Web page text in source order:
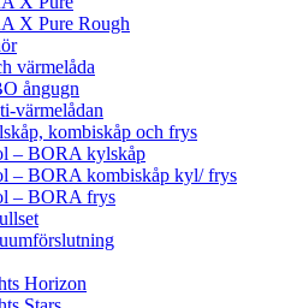
X Pure Rough
värmelåda
ångugn
värmelådan
kombiskåp och frys
– BORA kylskåp
– BORA kombiskåp kyl/ frys
– BORA frys
Horizon